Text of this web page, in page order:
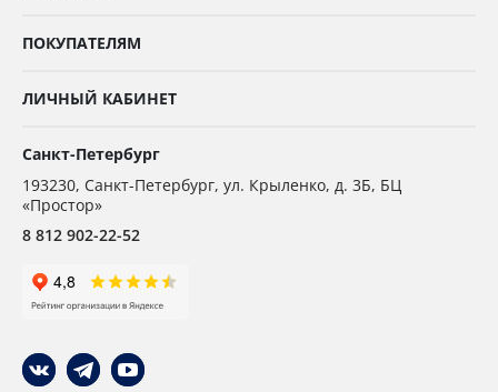
ПОКУПАТЕЛЯМ
ЛИЧНЫЙ КАБИНЕТ
Санкт-Петербург
193230, Санкт-Петербург, ул. Крыленко, д. 3Б, БЦ
«Простор»
8 812 902-22-52